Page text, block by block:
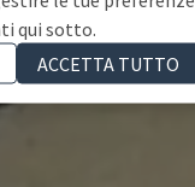
qui sotto.
ACCETTA TUTTO